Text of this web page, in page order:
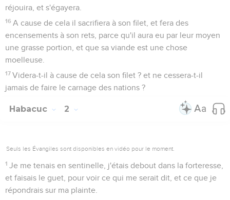
réjouira, et s'égayera.
16 A cause de cela il sacrifiera à son filet, et fera des
encensements à son rets, parce qu'il aura eu par leur moyen
une grasse portion, et que sa viande est une chose
moelleuse.
17 Videra-t-il à cause de cela son filet ? et ne cessera-t-il
jamais de faire le carnage des nations ?
Habacuc 2
Seuls les Évangiles sont disponibles en vidéo pour le moment.
1 Je me tenais en sentinelle, j'étais debout dans la forteresse,
et faisais le guet, pour voir ce qui me serait dit, et ce que je
répondrais sur ma plainte.